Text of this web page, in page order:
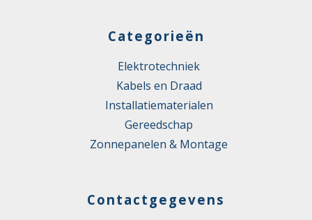
Categorieën
Elektrotechniek
Kabels en Draad
Installatiematerialen
Gereedschap
Zonnepanelen & Montage
Contactgegevens